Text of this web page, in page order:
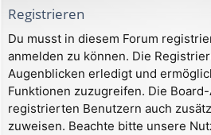
Registrieren
Du musst in diesem Forum
anmelden zu können. Die
Augenblicken erledigt und
Funktionen zuzugreifen. Die
registrierten Benutzern auch
zuweisen. Beachte bitte unsere